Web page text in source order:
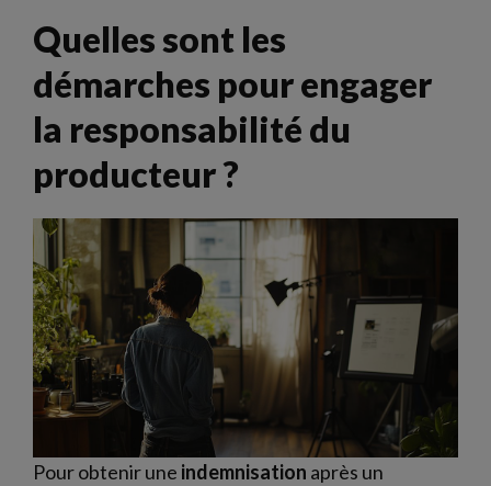
Quelles sont les
démarches pour engager
la responsabilité du
producteur ?
Pour obtenir une indemnisation après un